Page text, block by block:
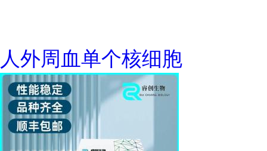
人外周血单个核细胞